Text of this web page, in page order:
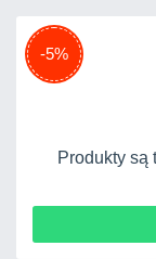
-5%
Produkty są